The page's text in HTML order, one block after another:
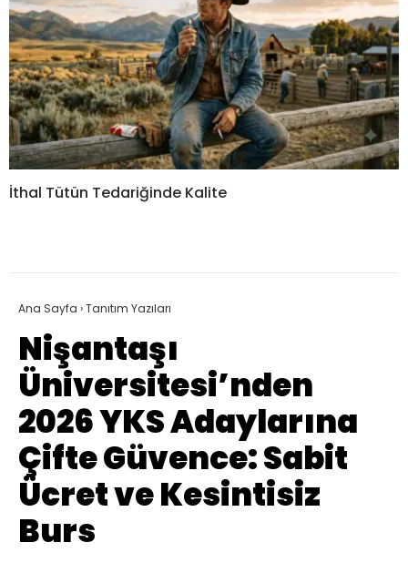
İthal Tütün Tedariğinde Kalite
Ana Sayfa ›Tanıtım Yazıları
Nişantaşı
Üniversitesi’nden
2026 YKS Adaylarına
Çifte Güvence: Sabit
Ücret ve Kesintisiz
Burs